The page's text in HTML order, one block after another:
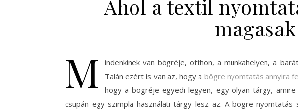
Ahol a textil
magasak
M
indenkinek van bögréje, otthon, a munkahelyen, a
Talán ezért is van az, hogy a bögre nyomtatás annyira
hogy a bögréje egyedi legyen, egy olyan tárgy,
csupán egy szimpla használati tárgy lesz az. A bögre